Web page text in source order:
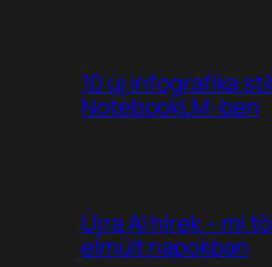
10 új infografika
NotebookLM-ben
Újra AI hírek – mi
elmúlt napokban